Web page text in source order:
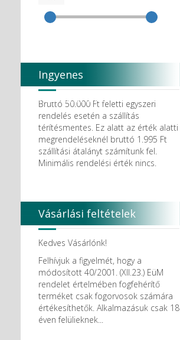
Coxo Medical Instrument Co.
Degradable Sol. AG
Degradable Solutions AG
DELTA RT.
Dendia GmbH
DenMat Holdings, LLC
Dental Film srl.
Dental Pacific
Dentis
Dentsolv AB
Detax
DFS
DIADENT
Diaswiss S.A.
Discus Dental PHILIPS
DISPOTECH S.r.l.
DKL
DMG
DÜRR DENTAL SE
DUX
Ingyenes
házhozszállítás
Bruttó 50.000 Ft feletti egyszeri
rendelés esetén a szállítás
térítésmentes. Ez alatt az érték alatti
megrendeléseknél bruttó 1.995 Ft
szállítási átalányt számítunk fel.
Minimális rendelési érték nincs.
Vásárlási feltételek
Kedves Vásárlónk!
Felhívjuk a figyelmét, hogy a
módosított 40/2001. (XII.23.) EüM
rendelet értelmében fogfehérítő
terméket csak fogorvosok számára
értékesíthetők. Alkalmazásuk csak 18
éven felülieknek...